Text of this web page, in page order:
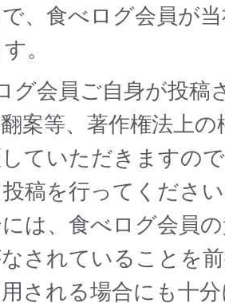
、食べログ会員が
。
グ会員ご自身が投
案等、著作権法上
ていただきますの
稿を行ってくださ
は、食べログ会員
されていることを
される場合にも十